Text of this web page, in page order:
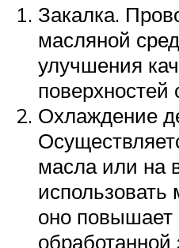
Закалка.
масляной
улучшения
поверхностей
Охлаждение
масла или на
использовать
оно повышает
обработанной